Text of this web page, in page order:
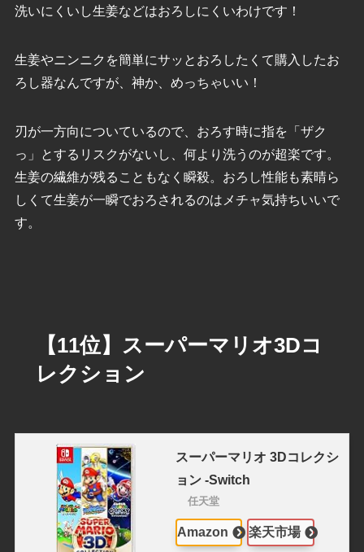
洗いにくいし生姜などはおろしにくいわけです！
生姜やニンニクを簡単にサッとおろしたくて購入したお
ろし器なんですが、神か、めっちゃいい！
刃が一方向についているので、おろす時に指を「ザク
っ」とするリスクがないし、何より洗うのが超楽です。
生姜の繊維が残ることもなく瞬殺。おろし性能も素晴ら
しくて生姜が一瞬でおろされるのはメチャ気持ちいいで
す。
【11位】スーパーマリオ3Dコ
レクション
スーパーマリオ 3Dコレクシ
ョン -Switch
任天堂
Amazon 楽天市場